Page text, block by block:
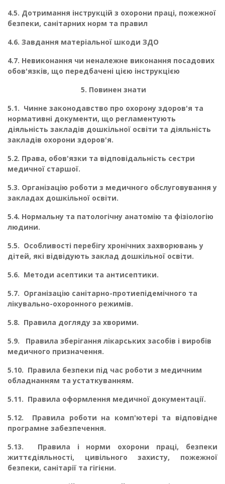
4.5. Дотримання інструкцій з охорони праці, пожежної
безпеки, санітарних норм та правил
4.6. Завдання матеріальної шкоди ЗДО
4.7. Невиконання чи неналежне виконання посадових
обов'язків, що передбачені цією інструкцією
5. Повинен знати
5.1. Чинне законодавство про охорону здоров'я та
нормативні документи, що регламен­тують
діяльність закладів дошкільної освіти та діяльність
закладів охорони здоров'я.
5.2. Права, обов'язки та відповідальність сестри
медичної старшої.
5.3. Організацію роботи з медичного обслуговування у
закладах дошкільної освіти.
5.4. Нормальну та патологічну анатомію та фізіологію
людини.
5.5. Особливості перебігу хронічних захворювань у
дітей, які відвідують заклад до­шкільної освіти.
5.6. Методи асептики та антисептики.
5.7. Організацію санітарно-протиепідемічного та
лікувально-охоронного режимів.
5.8. Правила догляду за хворими.
5.9.
Правила зберігання лікарських засобів і виробів
медичного призначення.
5.10. Правила безпеки під час роботи з медичним
обладнанням та устаткуванням.
5.11. Правила оформлення медичної документації.
5.12. Правила роботи на комп'ютері та відповідне
програмне забезпечення.
5.13. Правила і норми охорони праці, безпеки
життєдіяльності, цивільного захисту, по­жежної
безпеки, санітарії та гігієни.